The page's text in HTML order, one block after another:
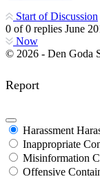
Start of Discussion
0 of0 replies June
Now
© 2026 - Den Goda
Report
Harassment
Inappropriate
Misinformation
Offensive